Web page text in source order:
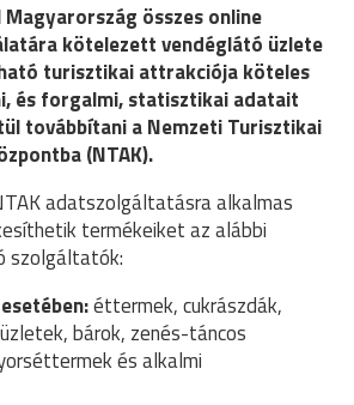
összes online
kötelezett vendéglátó üzlete
turisztikai attrakciója köteles
és forgalmi, statisztikai adatait
továbbítani a Nemzeti Turisztikai
(NTAK).
adatszolgáltatásra alkalmas
termékeiket az alábbi
szolgáltatók:
éttermek, cukrászdák,
bárok, zenés-táncos
és alkalmi